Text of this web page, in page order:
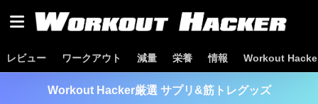
レビュー ワークアウト 減量 栄養 情報 Workout
Workout Hacker厳選 サプリ&筋トレグッズ